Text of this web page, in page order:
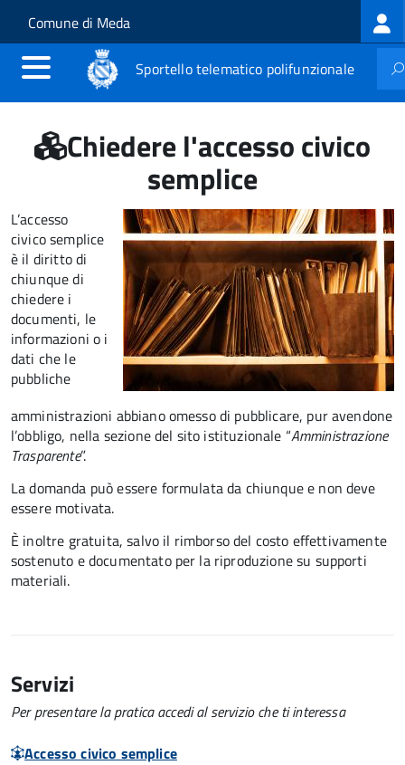
Salta al contenuto principale
Skip to site navigation
Comune di Meda
Sportello telematico polifunzionale
Chiedere l'accesso civico
semplice
L’accesso
civico semplice
è il diritto di
chiunque di
chiedere i
documenti, le
informazioni o i
dati che le
pubbliche
amministrazioni abbiano omesso di pubblicare, pur avendone
l’obbligo, nella sezione del sito istituzionale “Amministrazione
Trasparente”.
La domanda può essere formulata da chiunque e non deve
essere motivata.
È inoltre gratuita, salvo il rimborso del costo effettivamente
sostenuto e documentato per la riproduzione su supporti
materiali.
Servizi
Per presentare la pratica accedi al servizio che ti interessa
Accesso civico semplice